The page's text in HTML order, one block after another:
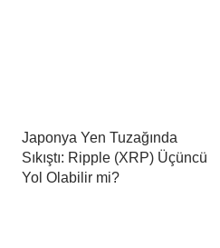
Japonya Yen Tuzağında
Sıkıştı: Ripple (XRP) Üçüncü
Yol Olabilir mi?